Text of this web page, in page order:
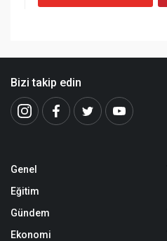
Bizi takip edin
Genel
Eğitim
Gündem
Ekonomi